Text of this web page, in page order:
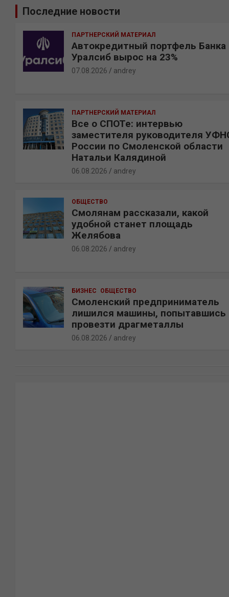
Последние новости
ПАРТНЕРСКИЙ МАТЕРИАЛ
Автокредитный портфель Банка
Уралсиб вырос на 23%
07.08.2026 andrey
ПАРТНЕРСКИЙ МАТЕРИАЛ
Все о СПОТе: интервью
заместителя руководителя
России по Смоленской области
Натальи Калядиной
06.08.2026 andrey
ОБЩЕСТВО
Смолянам рассказали, какой
удобной станет площадь
Желябова
06.08.2026 andrey
БИЗНЕС ОБЩЕСТВО
Смоленский предприниматель
лишился машины, попытавшись
провезти драгметаллы
06.08.2026 andrey